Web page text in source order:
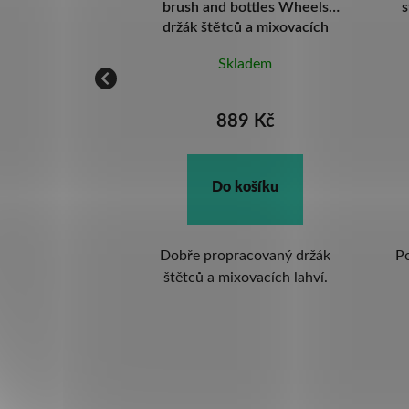
brush and bottles Wheels
držák štětců a mixovacích
Skladem
889 Kč
Do košíku
Dobře propracovaný držák
štětců a mixovacích lahví.